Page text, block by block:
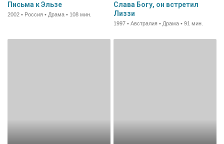
Письма к Эльзе
2002 • Россия • Драма • 108 мин.
Слава Богу, он встретил
Лиззи
1997 • Австралия • Драма • 91 мин.